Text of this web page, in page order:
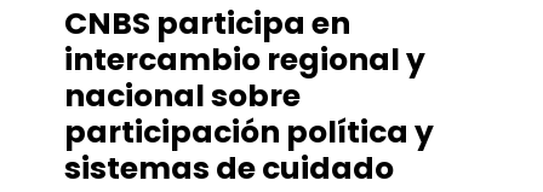
CNBS participa en
intercambio regional y
nacional sobre
participación política y
sistemas de cuidado